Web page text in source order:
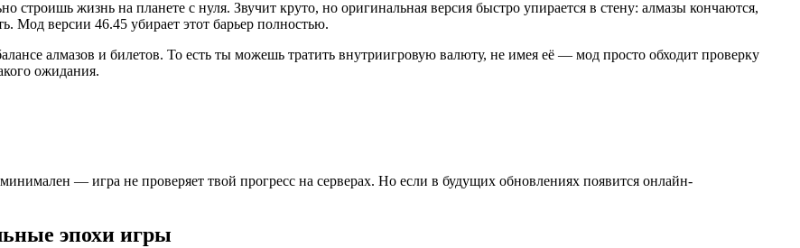
строишь жизнь на планете с нуля. Звучит круто, но оригинальная версия быстро упирается в стену: алмазы кончаются,
Мод версии 46.45 убирает этот барьер полностью.
алмазов и билетов. То есть ты можешь тратить внутриигровую валюту, не имея её — мод просто обходит проверку
ожидания.
— игра не проверяет твой прогресс на серверах. Но если в будущих обновлениях появится онлайн-
эпохи игры